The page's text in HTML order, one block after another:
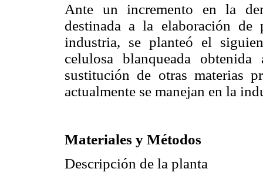
Ante un incremento en la
destinada a la elaboración
industria, se planteó el
celulosa blanqueada
sustitución de otras materias
actualmente se manejan en la
Materiales y Métodos
Descripción de la planta